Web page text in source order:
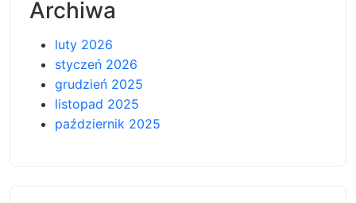
Archiwa
luty 2026
styczeń 2026
grudzień 2025
listopad 2025
październik 2025